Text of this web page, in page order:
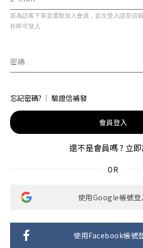
若為訪客下單並選取加入會員，首次登入請至信
作即可登入
密碼
忘記密碼? 驗證信補發
會員登入
還不是會員嗎 ? 立
使用Google帳號登
使用Facebook帳號